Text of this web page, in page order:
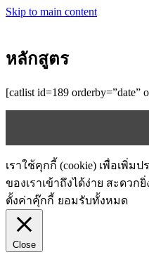
Skip to main content
หลักสูตร
[catlist id=189 orderby=”date”
เราใช้คุกกี้ (cookie) เพื่อเพิ่
ของเราเข้าถึงได้ง่าย สะดว
ตั้งค่าคุ๊กกี้ ยอมรับทั้งหมด
Close